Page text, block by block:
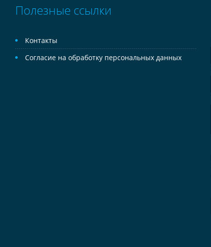
Полезные ссылки
Контакты
Согласие на обработку персональных данных